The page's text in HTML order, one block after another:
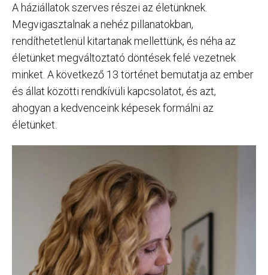
A háziállatok szerves részei az életünknek.
Megvigasztalnak a nehéz pillanatokban,
rendíthetetlenül kitartanak mellettünk, és néha az
életünket megváltoztató döntések felé vezetnek
minket. A következő 13 történet bemutatja az ember
és állat közötti rendkívüli kapcsolatot, és azt,
ahogyan a kedvenceink képesek formálni az
életünket.